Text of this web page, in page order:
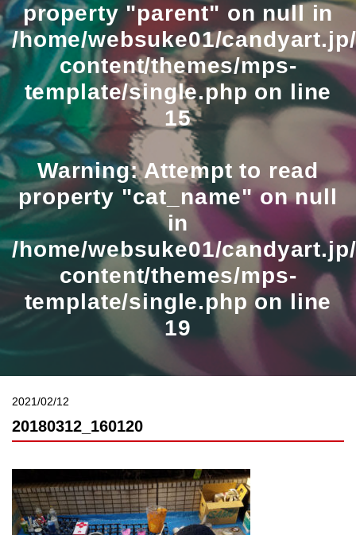
property "parent" on null in
/home/websuke01/
content/themes/mps-
template/single.php on line
15
Warning: Attempt to read
property "cat_name" on null
in
/home/websuke01/
content/themes/mps-
template/single.php on line
19
2021/02/12
20180312_160120